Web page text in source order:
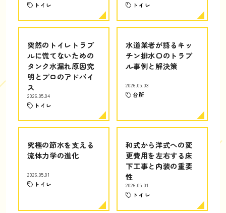
トイレ トイレ
突然のトイレトラブ
ルに慌てないための
タンク水漏れ原因究
明とプロのアドバイ
ス
2026.05.04
トイレ
水道業者が語るキッ
チン排水口のトラブ
ル事例と解決策
2026.05.03
台所
究極の節水を支える
流体力学の進化
2026.05.01
トイレ
和式から洋式への変
更費用を左右する床
下工事と内装の重要
性
2026.05.01
トイレ